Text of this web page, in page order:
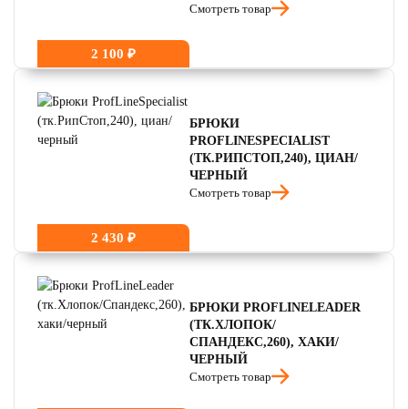
2 100 ₽
Смотреть товар
2 430 ₽
БРЮКИ
PROFLINESPECIALIST
(ТК.РИПСТОП,240), ЦИАН/
ЧЕРНЫЙ
Смотреть товар
БРЮКИ PROFLINELEADER
(ТК.ХЛОПОК/
СПАНДЕКС,260), ХАКИ/
ЧЕРНЫЙ
Смотреть товар